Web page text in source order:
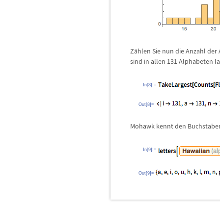
Zählen Sie nun die Anzahl
sind in allen 131 Alphabeten
In[8]:=
Out[8]=
Mohawk kennt den
In[9]:=
Out[9]=